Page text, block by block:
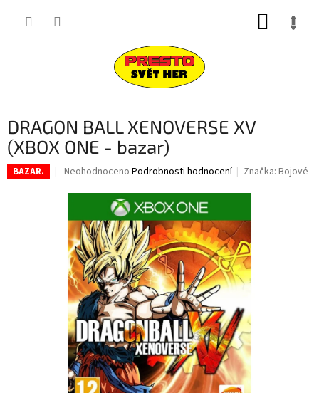
DRAGON BALL XENOVERSE XV
(XBOX ONE - bazar)
BAZAR.
Průměrné
produktu
0,0
z
5
hvězdiček.
Neohodnoceno Podrobnosti hodnocení Značka:Bojové